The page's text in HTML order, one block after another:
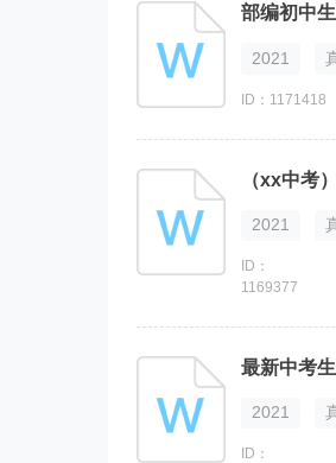
部编初中
2021
ID：1171418
（xx中考
2021
ID：
1169377
最新中考
2021
ID：